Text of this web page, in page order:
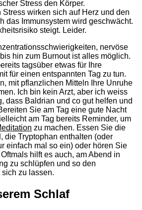
Stress den Körper.
wirken sich auf Herz und den
das Immunsystem wird geschwächt.
steigt. Leider.
nervöse
hin zum Burnout ist alles möglich.
tagsüber etwas für Ihre
für einen entspannten Tag zu tun.
mit pflanzlichen Mitteln Ihre Unruhe
Ich bin kein Arzt, aber ich weiss
dass Baldrian und co gut helfen und
Sie am Tag eine gute Nacht
am Tag bereits Reminder, um
zu machen. Essen Sie die
die Tryptophan enthalten (oder
einfach mal so ein) oder hören Sie
hilft es auch, am Abend in
zu schlüpfen und so den
zu lassen.
Schlaf